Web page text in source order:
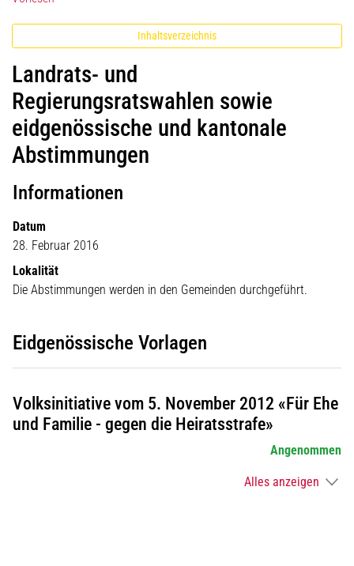
Inhaltsverzeichnis
Landrats- und
Regierungsratswahlen sowie
eidgenössische und kantonale
Abstimmungen
Informationen
Datum
28. Februar 2016
Lokalität
Die Abstimmungen werden in den Gemeinden durchgeführt.
Eidgenössische Vorlagen
Volksinitiative vom 5. November 2012 «Für Ehe
und Familie - gegen die Heiratsstrafe»
Angenommen
Alles anzeigen